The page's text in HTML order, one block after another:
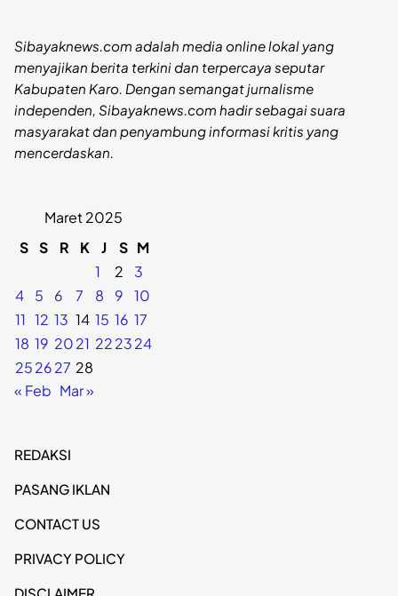
Sibayaknews.com adalah media online lokal yang
menyajikan berita terkini dan terpercaya seputar
Kabupaten Karo. Dengan semangat jurnalisme
independen, Sibayaknews.com hadir sebagai suara
masyarakat dan penyambung informasi kritis yang
mencerdaskan.
Maret 2025
S S R K J S M
1
2
3
4
5 6 7 8 9
10
11 12 13 14 15 16 17
18 19 2021 222324
252627 28
« Feb Mar »
REDAKSI
PASANG IKLAN
CONTACT US
PRIVACY POLICY